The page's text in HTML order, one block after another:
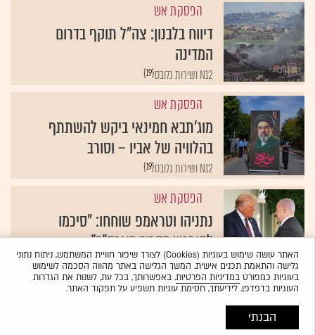
הפסקת אש
דיווח בלבנון: צה"ל תוקף בדרום
המדינה
{19} N12 ושירות גלובס
הפסקת אש
מוג'תבא חמינאי ביקש להשתתף
בהלוויה של אביו – וסורב
{19} N12 ושירות גלובס
הפסקת אש
נתניהו וטראמפ שוחחו: "סיכמו
להיפגש בקרוב בארה"ב"
{19} N12 ושירות גלובס
האתר עושה שימוש בעוגיות (Cookies) לצורך שיפור חוויית המשתמש, ניתוח נתוני
גלישה והתאמת תכנים אישית. המשך הגלישה באתר מהווה הסכמה לשימוש
בעוגיות כמפורטבמדיניות הפרטיות. באפשרותך, בכל עת, לשנות את הגדרות
העוגיות בדפדפן. לידיעתך, חסימת עוגיות תשפיע על תפקוד האתר.
הבנתי